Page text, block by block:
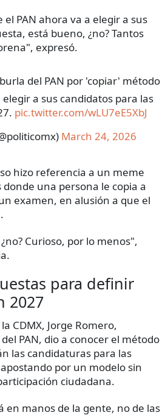
el PAN ahora va a elegir a sus
está bueno, ¿no? Tantos
expresó.
del PAN por 'copiar' método
a sus candidatos para las
pic.twitter.com/wLU7eE5XbJ
March 24, 2026
hizo referencia a un meme
una persona le copia a
examen, en alusión a que el
Curioso, por lo menos",
para definir
2027
CDMX, Jorge Romero,
PAN, dio a conocer el método
las candidaturas para las
por un modelo sin
ciudadana.
en manos de la gente, no de las